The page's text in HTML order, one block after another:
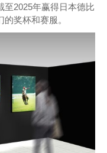
至2025年赢得日本德比
奖杯和赛服。